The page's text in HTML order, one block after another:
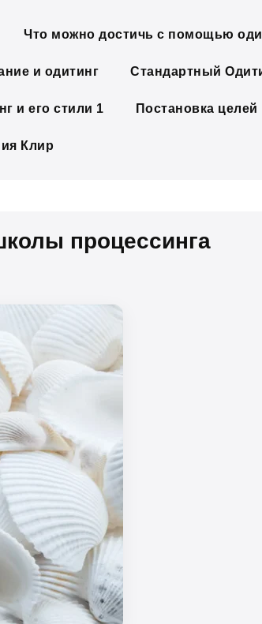
Что можно достичь с помощью
и одитинг Стандартный
и его стили 1 Постановка целей
Клир
процессинга